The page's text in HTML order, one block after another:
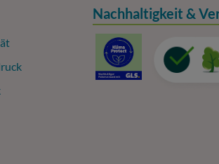
Nachhaltigkeit &